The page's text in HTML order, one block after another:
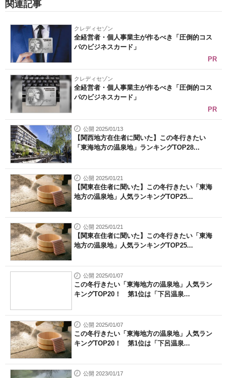
関連記事
クレディセゾン
全経営者・個人事業主が作るべき「圧倒的コス
パのビジネスカード」
PR
クレディセゾン
全経営者・個人事業主が作るべき「圧倒的コス
パのビジネスカード」
PR
公開 2025/01/13
【関西地方在住者に聞いた】この冬行きたい
「東海地方の温泉地」ランキングTOP28...
公開 2025/01/21
【関東在住者に聞いた】この冬行きたい「東海
地方の温泉地」人気ランキングTOP25...
公開 2025/01/21
【関東在住者に聞いた】この冬行きたい「東海
地方の温泉地」人気ランキングTOP25...
公開 2025/01/07
この冬行きたい「東海地方の温泉地」人気ラン
キングTOP20！ 第1位は「下呂温泉...
公開 2025/01/07
この冬行きたい「東海地方の温泉地」人気ラン
キングTOP20！ 第1位は「下呂温泉...
公開 2023/01/17